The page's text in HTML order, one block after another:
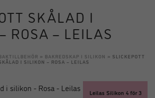
SKÅLAD I
ROSA – LEILAS
» BAKREDSKAP I SILIKON » SLICKEPOTT
I SILIKON – ROSA – LEILAS
Leilas Silikon 4 för 3